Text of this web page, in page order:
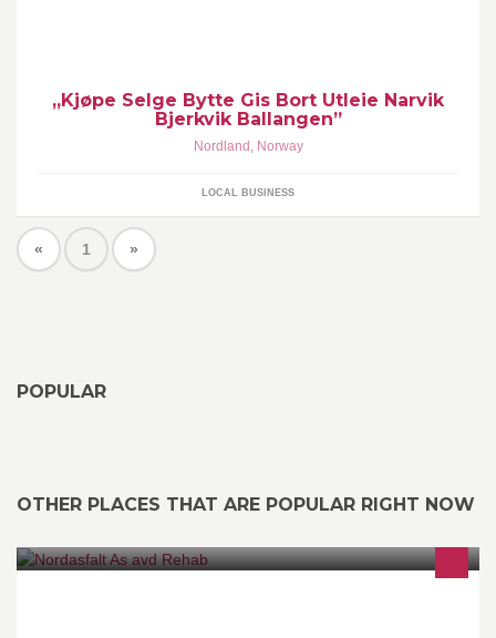
„Kjøpe Selge Bytte Gis Bort Utleie Narvik
Bjerkvik Ballangen”
Nordland , Norway
LOCAL BUSINESS
« 1 »
POPULAR
OTHER PLACES THAT ARE POPULAR RIGHT NOW